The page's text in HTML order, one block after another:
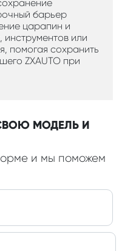
барьер
царапин и
или
помогая сохранить
ZXAUTO при
МОДЕЛЬ И
и мы поможем